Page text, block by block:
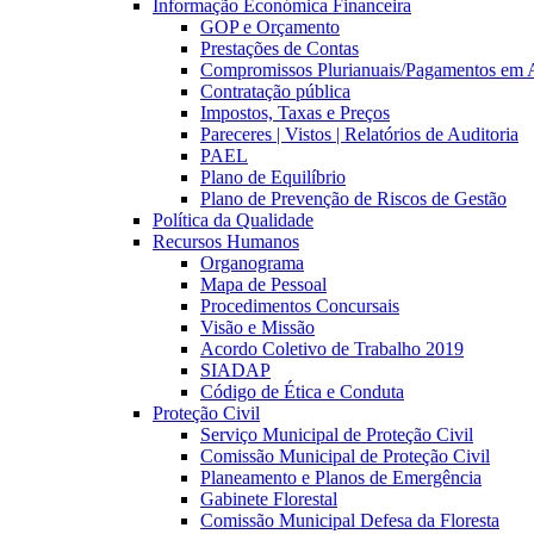
Informação Económica Financeira
GOP e Orçamento
Prestações de Contas
Compromissos Plurianuais/Pagamentos em
Contratação pública
Impostos, Taxas e Preços
Pareceres | Vistos | Relatórios de Auditoria
PAEL
Plano de Equilíbrio
Plano de Prevenção de Riscos de Gestão
Política da Qualidade
Recursos Humanos
Organograma
Mapa de Pessoal
Procedimentos Concursais
Visão e Missão
Acordo Coletivo de Trabalho 2019
SIADAP
Código de Ética e Conduta
Proteção Civil
Serviço Municipal de Proteção Civil
Comissão Municipal de Proteção Civil
Planeamento e Planos de Emergência
Gabinete Florestal
Comissão Municipal Defesa da Floresta